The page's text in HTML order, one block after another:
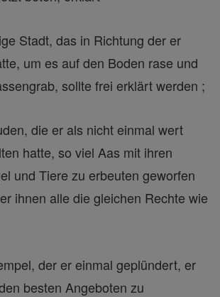
Stadt, das in Richtung der er
um es auf den Boden rase und
sollte frei erklärt werden ;
die er als nicht einmal wert
hatte, so viel Aas mit ihren
und Tiere zu erbeuten geworfen
ihnen alle die gleichen Rechte wie
der er einmal geplündert, er
besten Angeboten zu